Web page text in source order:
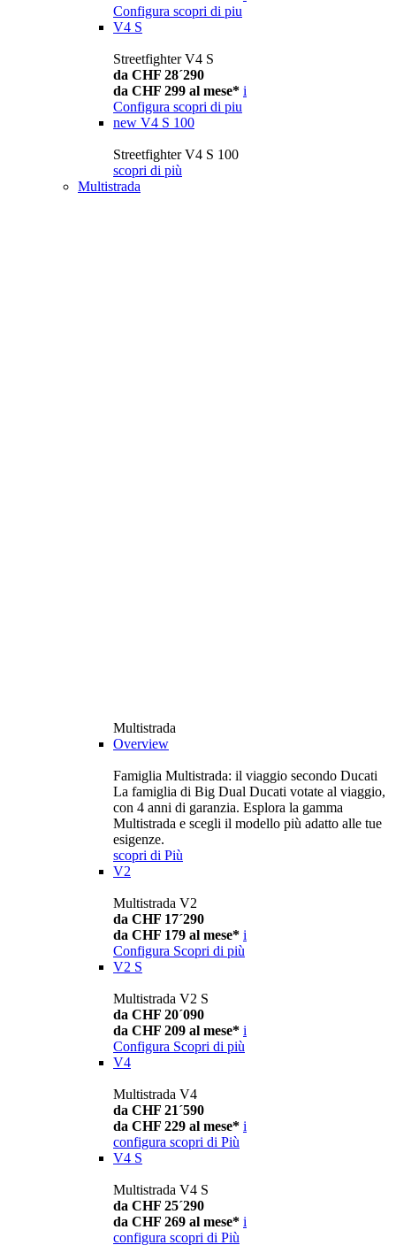
Configura scopri di piu
V4 S
Streetfighter V4 S
da CHF 28´290
da CHF 299 al mese* i
Configura scopri di piu
new V4 S 100
Streetfighter V4 S 100
scopri di più
Multistrada
Multistrada
Overview
Famiglia Multistrada: il viaggio secondo Ducati
La famiglia di Big Dual Ducati votate al viaggio,
con 4 anni di garanzia. Esplora la gamma
Multistrada e scegli il modello più adatto alle tue
esigenze.
scopri di Più
V2
Multistrada V2
da CHF 17´290
da CHF 179 al mese* i
Configura Scopri di più
V2 S
Multistrada V2 S
da CHF 20´090
da CHF 209 al mese* i
Configura Scopri di più
V4
Multistrada V4
da CHF 21´590
da CHF 229 al mese* i
configura scopri di Più
V4 S
Multistrada V4 S
da CHF 25´290
da CHF 269 al mese* i
configura scopri di Più